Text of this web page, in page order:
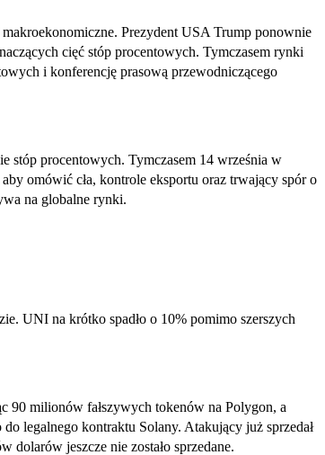
Prezydent USA Trump ponownie
cięć stóp procentowych. Tymczasem rynki
i konferencję prasową przewodniczącego
stóp procentowych. Tymczasem 14 września w
omówić cła, kontrole eksportu oraz trwający spór o
na globalne rynki.
UNI na krótko spadło o 10% pomimo szerszych
90 milionów fałszywych tokenów na Polygon, a
legalnego kontraktu Solany. Atakujący już sprzedał
jeszcze nie zostało sprzedane.